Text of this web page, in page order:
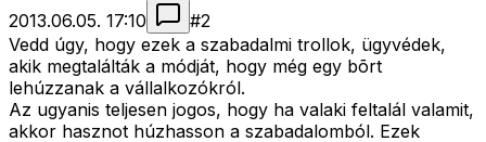
2013.06.05. 17:10
#2
Vedd úgy, hogy ezek a szabadalmi trollok, ügyvédek,
akik megtalálták a módját, hogy még egy bõrt
lehúzzanak a vállalkozókról.
Az ugyanis teljesen jogos, hogy ha valaki feltalál valamit,
akkor hasznot húzhasson a szabadalomból. Ezek